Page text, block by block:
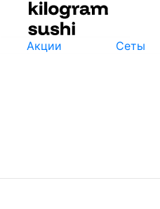
Акции Сеты